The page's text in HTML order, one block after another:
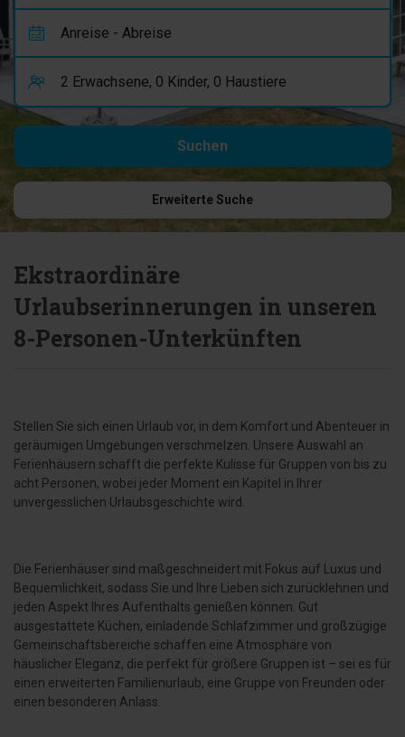
Erweiterte Suche
Ekstraordinäre
Urlaubserinnerungen in unseren
8-Personen-Unterkünften
Stellen Sie sich einen Urlaub vor, in dem Komfort und Abenteuer in
geräumigen Umgebungen verschmelzen. Unsere Auswahl an
Ferienhäusern schafft die perfekte Kulisse für Gruppen von bis zu
acht Personen, wobei jeder Moment ein Kapitel in Ihrer
unvergesslichen Urlaubsgeschichte wird.
Die Ferienhäuser sind maßgeschneidert mit Fokus auf Luxus und
Bequemlichkeit, sodass Sie und Ihre Lieben sich zurücklehnen und
jeden Aspekt Ihres Aufenthalts genießen können. Gut
ausgestattete Küchen, einladende Schlafzimmer und großzügige
Gemeinschaftsbereiche schaffen eine Atmosphäre von
häuslicher Eleganz, die perfekt für größere Gruppen ist – sei es für
einen erweiterten Familienurlaub, eine Gruppe von Freunden oder
einen besonderen Anlass.